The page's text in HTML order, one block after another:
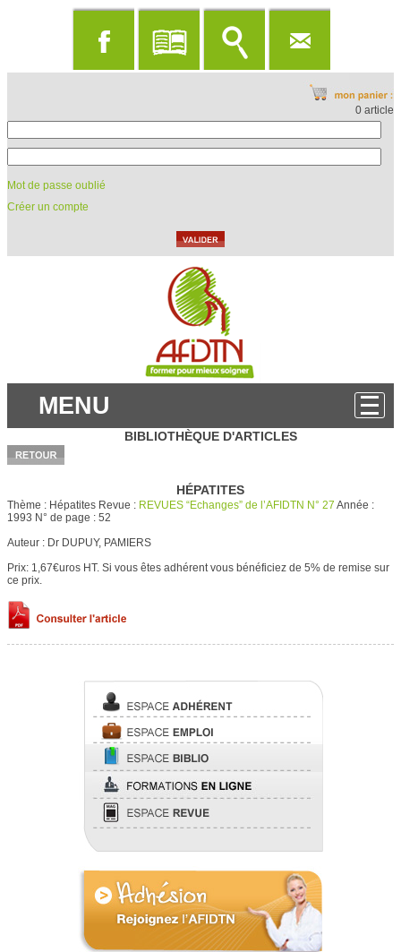
0 article
Mot de passe oublié
Créer un compte
MENU
BIBLIOTHÈQUE D'ARTICLES
HÉPATITES
Thème : Hépatites Revue : REVUES “Echanges” de l’AFIDTN N° 27 Année :
1993 N° de page : 52
Auteur : Dr DUPUY, PAMIERS
Prix: 1,67€uros HT. Si vous êtes adhérent vous bénéficiez de 5% de remise sur
ce prix.